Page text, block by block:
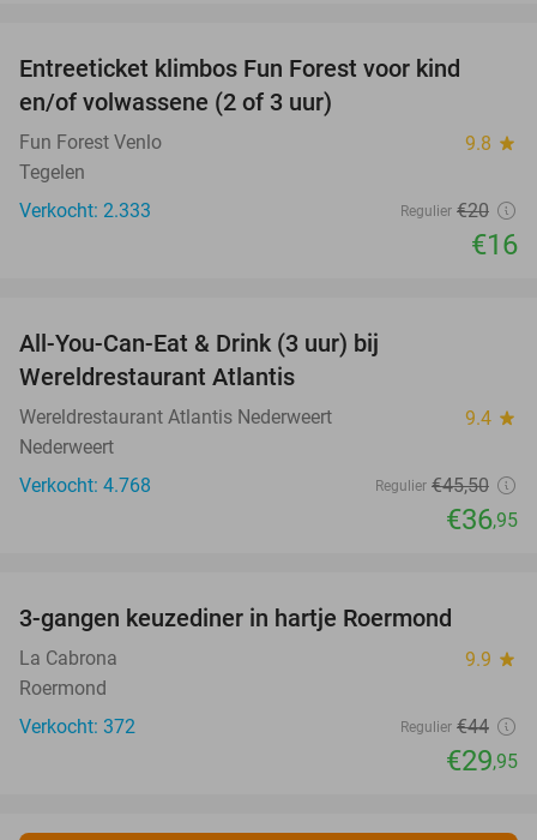
Entreeticket klimbos Fun Forest voor kind
en/of volwassene (2 of 3 uur)
Fun Forest Venlo 9.8 star
Tegelen
Verkocht: 2.333
Regulier €20
€16
All-You-Can-Eat & Drink (3 uur) bij
Wereldrestaurant Atlantis
Wereldrestaurant Atlantis Nederweert 9.4 star
Nederweert
Verkocht: 4.768
Regulier €45,50
€36,95
3-gangen keuzediner in hartje Roermond
La Cabrona 9.9 star
Roermond
Verkocht: 372
Regulier €44
€29,95